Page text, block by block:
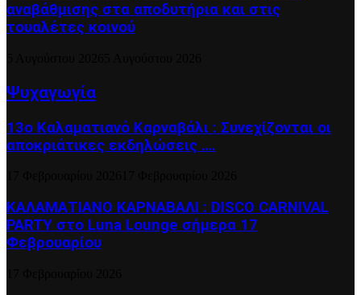
αναβάθμισης στα αποδυτήρια και στις
τουαλέτες κοινού
Ψυχαγωγία
13ο Καλαματιανό Καρναβάλι : Συνεχίζονται οι
αποκριάτικες εκδηλώσεις ….
ΚΑΛΑΜΑΤΙΑΝΟ ΚΑΡΝΑΒΑΛΙ : DISCO CARNIVAL
PARTY στο Luna Lounge σήμερα 17
Φεβρουαρίου